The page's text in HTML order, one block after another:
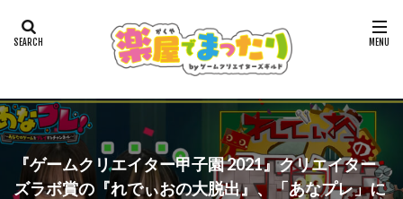
『ゲームクリエイター甲子園 2021』クリエイター
ズラボ賞の『れでぃおの大脱出』、「あなプレ」に